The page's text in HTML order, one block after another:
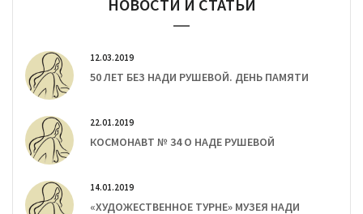
НОВОСТИ И СТАТЬИ
12.03.2019
50 ЛЕТ БЕЗ НАДИ РУШЕВОЙ. ДЕНЬ ПАМЯТИ
22.01.2019
КОСМОНАВТ № 34 О НАДЕ РУШЕВОЙ
14.01.2019
«ХУДОЖЕСТВЕННОЕ ТУРНЕ» МУЗЕЯ НАДИ